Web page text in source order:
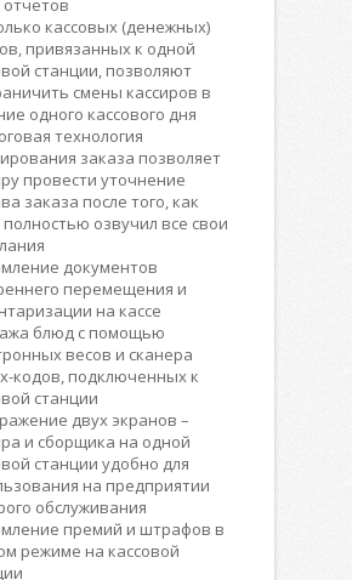
кассовых (денежных)
привязанных к одной
станции, позволяют
смены кассиров в
одного кассового дня
технология
заказа позволяет
провести уточнение
заказа после того, как
полностью озвучил все свои
документов
перемещения и
на кассе
блюд с помощью
весов и сканера
кодов, подключенных к
станции
двух экранов –
и сборщика на одной
станции удобно для
на предприятии
обслуживания
премий и штрафов в
режиме на кассовой